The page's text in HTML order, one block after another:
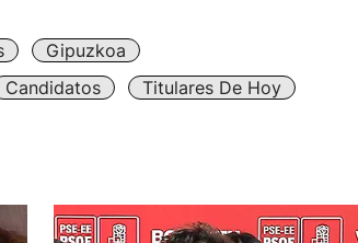
Gipuzkoa
Candidatos Titulares De Hoy